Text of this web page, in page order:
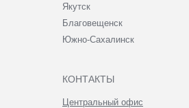
Якутск
Благовещенск
Южно-Сахалинск
КОНТАКТЫ
Центральный офис